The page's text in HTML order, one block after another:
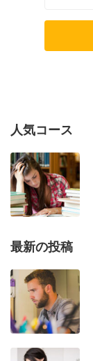
人気コース
最新の投稿